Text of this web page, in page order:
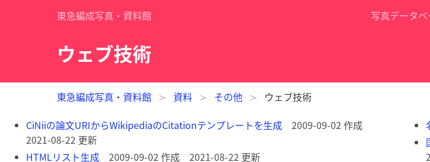
東急編成写真・資料館 写真データベ
ウェブ技術
東急編成写真・資料館 資料 その他
ウェブ技術
CiNiiの論文URIからWikipediaのCitationテンプレートを生成 2009-09-02 作成
2021-08-22 更新
HTMLリスト生成 2009-09-02 作成 2021-08-22 更新